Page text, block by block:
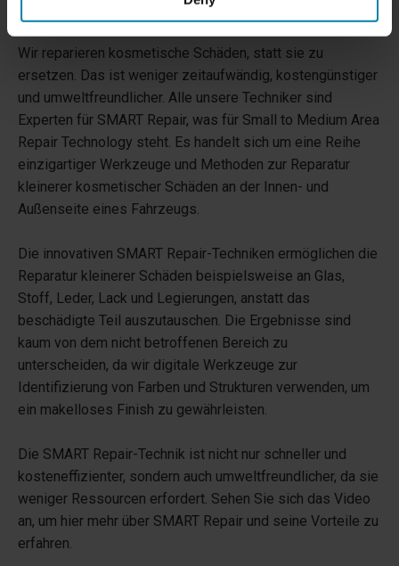
WIE ARBEITEN WIR
Wir reparieren kosmetische Schäden, statt sie zu
ersetzen. Das ist weniger zeitaufwändig, kostengünstiger
und umweltfreundlicher. Alle unsere Techniker sind
Experten für SMART Repair, was für Small to Medium Area
Repair Technology steht. Es handelt sich um eine Reihe
einzigartiger Werkzeuge und Methoden zur Reparatur
kleinerer kosmetischer Schäden an der Innen- und
Außenseite eines Fahrzeugs.
Die innovativen SMART Repair-Techniken ermöglichen die
Reparatur kleinerer Schäden beispielsweise an Glas,
Stoff, Leder, Lack und Legierungen, anstatt das
beschädigte Teil auszutauschen. Die Ergebnisse sind
kaum von dem nicht betroffenen Bereich zu
unterscheiden, da wir digitale Werkzeuge zur
Identifizierung von Farben und Strukturen verwenden, um
ein makelloses Finish zu gewährleisten.
Die SMART Repair-Technik ist nicht nur schneller und
kosteneffizienter, sondern auch umweltfreundlicher, da sie
weniger Ressourcen erfordert. Sehen Sie sich das Video
an, um hier mehr über SMART Repair und seine Vorteile zu
erfahren.